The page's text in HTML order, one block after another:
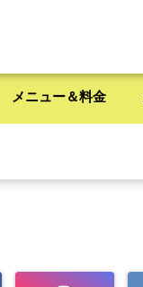
メニュー＆料金